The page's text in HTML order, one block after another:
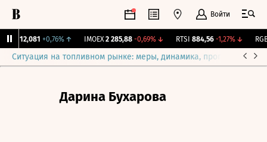
Войти
12,081 +0,76%↑ IMOEX 2 285,88 -0,69%↓ RTSI 884,56 -1,27%↓ RGBI
Ситуация на топливном рынке: меры, динамика, прогнозы
Дарина Бухарова